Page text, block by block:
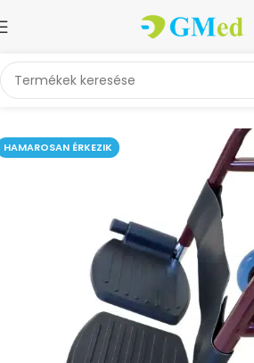
Kezdőlap Alkatrészek, kiegészítők
HAMAROSAN ÉRKEZIK